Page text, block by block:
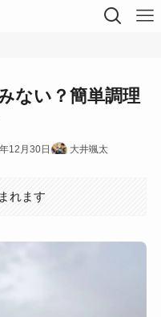
ない？簡単調理
12月30日 大井颯太
れます